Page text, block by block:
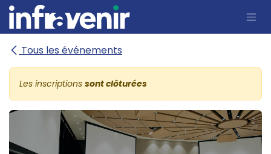
Se rendre au contenu
Tous les événements
Les inscriptions sont clôturées